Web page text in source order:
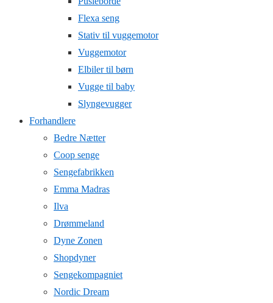
Flexa seng
Stativ til vuggemotor
Vuggemotor
Elbiler til børn
Vugge til baby
Slyngevugger
Forhandlere
Bedre Nætter
Coop senge
Sengefabrikken
Emma Madras
Ilva
Drømmeland
Dyne Zonen
Shopdyner
Sengekompagniet
Nordic Dream